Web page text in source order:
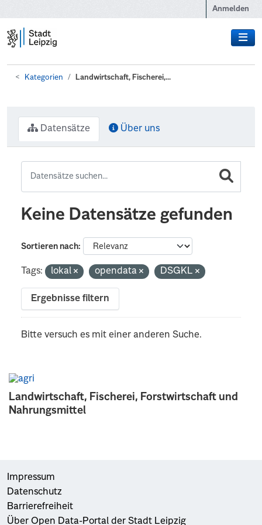
Anmelden
Kategorien Landwirtschaft, Fischerei,...
Landwirtschaft, Fischerei, Forstwirtschaft und
Nahrungsmittel
Datensätze Über uns
Keine Datensätze gefunden
Sortieren nach
Tags: lokal opendata DSGKL
Ergebnisse filtern
Bitte versuch es mit einer anderen Suche.
Impressum
Datenschutz
Barrierefreiheit
Über Open Data-Portal der Stadt Leipzig